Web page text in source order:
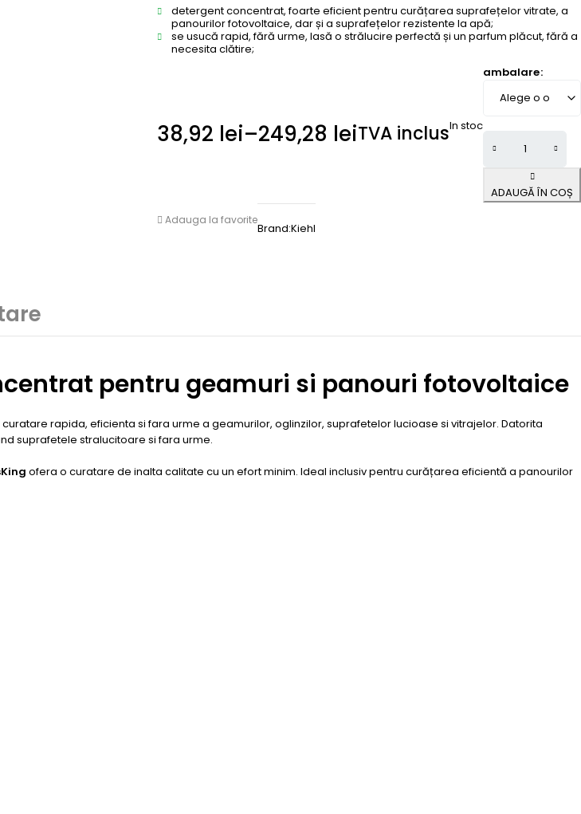
detergent concentrat, foarte eficient pentru curățarea suprafețelor vitrate, a
panourilor fotovoltaice, dar și a suprafețelor rezistente la apă;
se usucă rapid, fără urme, lasă o strălucire perfectă și un parfum plăcut, fără a
necesita clătire;
38,92 lei–249,28 leiTVA inclusIn stoc
ambalare
ADAUGĂ ÎN COȘ
Adauga la favorite
Brand:Kiehl
pentru geamuri si panouri fotovoltaice
rapida, eficienta si fara urme a geamurilor, oglinzilor, suprafetelor lucioase si vitrajelor. Datorita
suprafetele stralucitoare si fara urme.
ofera o curatare de inalta calitate cu un efort minim. Ideal inclusiv pentru curățarea eficientă a panourilor